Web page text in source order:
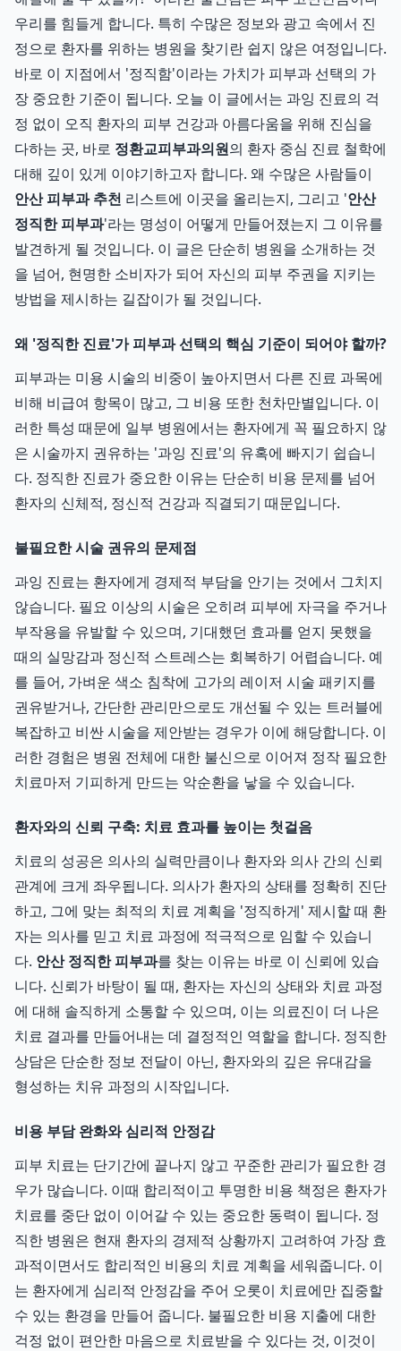
우리를 힘들게 합니다. 특히 수많은 정보와 광고 속에서 진
정으로 환자를 위하는 병원을 찾기란 쉽지 않은 여정입니다.
바로 이 지점에서 '정직함'이라는 가치가 피부과 선택의 가
장 중요한 기준이 됩니다. 오늘 이 글에서는 과잉 진료의 걱
정 없이 오직 환자의 피부 건강과 아름다움을 위해 진심을
다하는 곳, 바로 정환교피부과의원의 환자 중심 진료 철학에
대해 깊이 있게 이야기하고자 합니다. 왜 수많은 사람들이
안산 피부과 추천 리스트에 이곳을 올리는지, 그리고 '안산
정직한 피부과'라는 명성이 어떻게 만들어졌는지 그 이유를
발견하게 될 것입니다. 이 글은 단순히 병원을 소개하는 것
을 넘어, 현명한 소비자가 되어 자신의 피부 주권을 지키는
방법을 제시하는 길잡이가 될 것입니다.
왜 '정직한 진료'가 피부과 선택의 핵심 기준이 되어야 할까?
피부과는 미용 시술의 비중이 높아지면서 다른 진료 과목에
비해 비급여 항목이 많고, 그 비용 또한 천차만별입니다. 이
러한 특성 때문에 일부 병원에서는 환자에게 꼭 필요하지 않
은 시술까지 권유하는 '과잉 진료'의 유혹에 빠지기 쉽습니
다. 정직한 진료가 중요한 이유는 단순히 비용 문제를 넘어
환자의 신체적, 정신적 건강과 직결되기 때문입니다.
불필요한 시술 권유의 문제점
과잉 진료는 환자에게 경제적 부담을 안기는 것에서 그치지
않습니다. 필요 이상의 시술은 오히려 피부에 자극을 주거나
부작용을 유발할 수 있으며, 기대했던 효과를 얻지 못했을
때의 실망감과 정신적 스트레스는 회복하기 어렵습니다. 예
를 들어, 가벼운 색소 침착에 고가의 레이저 시술 패키지를
권유받거나, 간단한 관리만으로도 개선될 수 있는 트러블에
복잡하고 비싼 시술을 제안받는 경우가 이에 해당합니다. 이
러한 경험은 병원 전체에 대한 불신으로 이어져 정작 필요한
치료마저 기피하게 만드는 악순환을 낳을 수 있습니다.
환자와의 신뢰 구축: 치료 효과를 높이는 첫걸음
치료의 성공은 의사의 실력만큼이나 환자와 의사 간의 신뢰
관계에 크게 좌우됩니다. 의사가 환자의 상태를 정확히 진단
하고, 그에 맞는 최적의 치료 계획을 '정직하게' 제시할 때 환
자는 의사를 믿고 치료 과정에 적극적으로 임할 수 있습니
다. 안산 정직한 피부과를 찾는 이유는 바로 이 신뢰에 있습
니다. 신뢰가 바탕이 될 때, 환자는 자신의 상태와 치료 과정
에 대해 솔직하게 소통할 수 있으며, 이는 의료진이 더 나은
치료 결과를 만들어내는 데 결정적인 역할을 합니다. 정직한
상담은 단순한 정보 전달이 아닌, 환자와의 깊은 유대감을
형성하는 치유 과정의 시작입니다.
비용 부담 완화와 심리적 안정감
피부 치료는 단기간에 끝나지 않고 꾸준한 관리가 필요한 경
우가 많습니다. 이때 합리적이고 투명한 비용 책정은 환자가
치료를 중단 없이 이어갈 수 있는 중요한 동력이 됩니다. 정
직한 병원은 현재 환자의 경제적 상황까지 고려하여 가장 효
과적이면서도 합리적인 비용의 치료 계획을 세워줍니다. 이
는 환자에게 심리적 안정감을 주어 오롯이 치료에만 집중할
수 있는 환경을 만들어 줍니다. 불필요한 비용 지출에 대한
걱정 없이 편안한 마음으로 치료받을 수 있다는 것, 이것이